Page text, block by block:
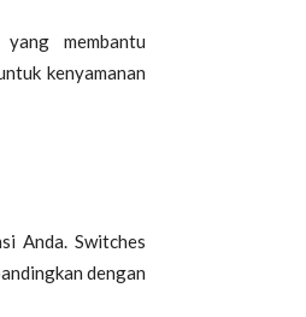
membantu
kenyamanan
Anda. Switches
dengan